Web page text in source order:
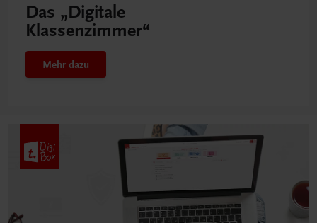
Das „Digitale
Klassenzimmer“
Mehr dazu